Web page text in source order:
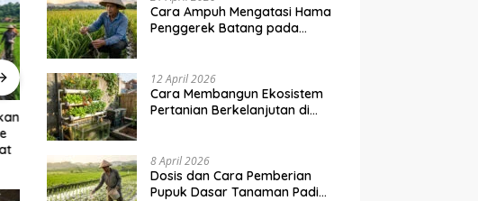
Penerapan IoT dalam
Pertanian Modern di Indonesia
Ekonomi Sumber Daya Lahan:
Cara Ampuh Mengatasi Hama
Penggerek Batang pada
12 April 2026
Cara Membangun Ekosistem
Pertanian Berkelanjutan di
8 April 2026
Dosis dan Cara Pemberian
Pupuk Dasar Tanaman Padi